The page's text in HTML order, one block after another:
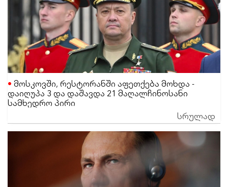
მოსკოვში, რესტორანში აფეთქება მოხდა -
დაიღუპა 3 და დაშავდა 21 მაღალჩინოსანი
სამხედრო პირი
სრულად